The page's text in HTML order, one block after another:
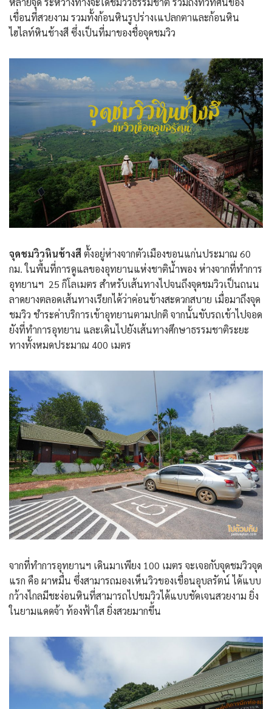
เขื่อนที่สวยงาม รวมทั้งก้อนหินรูปร่างเแปลกตาและก้อนหิน
ไฮไลท์หินช้างสี ซึ่งเป็นที่มาของชื่อจุดชมวิว
จุดชมวิวหินช้างสี ตั้งอยู่ห่างจากตัวเมืองขอนแก่นประมาณ 60
กม. ในพื้นที่การดูแลของอุทยานแห่งชาติน้ำพอง ห่างจากที่ทำการ
อุทยานฯ 25 กิโลเมตร สำหรับเส้นทางไปจนถึงจุดชมวิวเป็นถนน
ลาดยางตลอดเส้นทางเรียกได้ว่าค่อนข้างสะดวกสบาย เมื่อมาถึงจุด
ชมวิว ชำระค่าบริการเข้าอุทยานตามปกติ จากนั้นขับรถเข้าไปจอด
ยังที่ทำการอุทยาน และเดินไปยังเส้นทางศึกษาธรรมชาติระยะ
ทางทั้งหมดประมาณ 400 เมตร
จากที่ทำการอุทยานฯ เดินมาเพียง 100 เมตร จะเจอกับจุดชมวิวจุด
แรก คือ ผาหมื่น ซึ่งสามารถมองเห็นวิวของเขื่อนอุบลรัตน์ ได้แบบ
กว้างไกลมีชะง่อนหินที่สามารถไปชมวิวได้แบบชัดเจนสวยงาม ยิ่ง
ในยามแดดจ้า ท้องฟ้าใส ยิ่งสวยมากขึ้น